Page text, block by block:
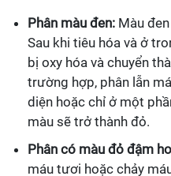
Phân màu đen: Màu
Sau khi tiêu hóa và ở
bị oxy hóa và chuyển
trường hợp, phân lẫn
diện hoặc chỉ ở một
màu sẽ trở thành đỏ.
Phân có màu đỏ đậm
máu tươi hoặc chảy